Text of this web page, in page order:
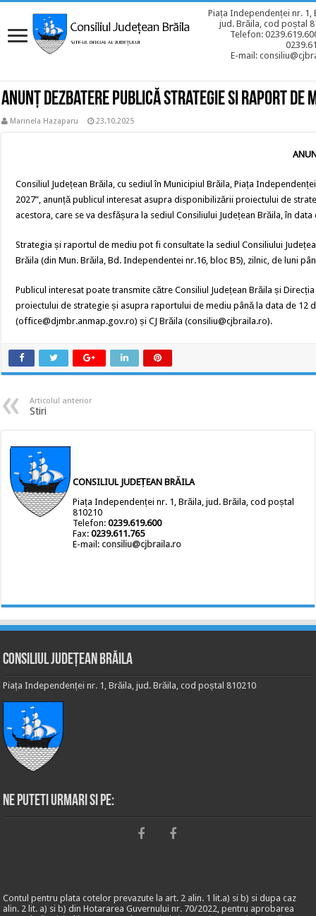
Piața Independenței nr. 1,
jud. Brăila, cod poștal
Telefon:
E-mail:
Anunț dezbatere publică strategie si raport de
Marinela Hazaparu 23.10.2025
Consiliul Județean Brăila, cu sediul în Municipiul Brăila, Piața
2027”, anunță publicul interesat asupra disponibilizării proiectului de
acestora, care se va desfășura la sediul Consiliului Județean Brăila, în
Strategia și raportul de mediu pot fi consultate la sediul Consiliului
Brăila (din Mun. Brăila, Bd. Independentei nr.16, bloc B5), zilnic, de luni
Publicul interesat poate transmite către Consiliul Județean Brăila și
proiectului de strategie și asupra raportului de mediu până la data de 12
(office@djmbr.anmap.gov.ro) și CJ Brăila (consiliu@cjbraila.ro).
Articolul anterior
Stiri
CONSILIUL JUDEȚEAN BRĂILA
Piața Independenței nr. 1, Brăila, jud. Brăila, cod poștal
810210
Telefon:0239.619.600
Fax:0239.611.765
E-mail:consiliu@cjbraila.ro
Consiliul Județean Brăila
Piața Independenței nr. 1, Brăila, jud. Brăila, cod poștal 810210
Ne puteti urmari si pe:
Contul pentru plata cotelor prevazute la art. 2 alin. 1 lit.a) si b) si dupa caz
alin. 2 lit. a) si b) din Hotararea Guvernului nr. 70/2022, pentru aprobarea